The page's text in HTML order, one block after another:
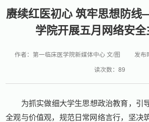
赓续红医初心 筑牢思想防
学院开展五月网络安
作者：第一临床医学院新媒体中心 文/图 发布
读次数： 89
为抓实做细大学生思想政治教育，引
全观与价值观，规范日常网络言行，坚决